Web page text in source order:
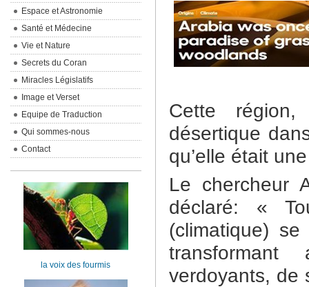
Cette
désertique
qu’elle était
Le chercheur
déclaré: «
(climatique)
verdoyants, de
Espace et Astronomie
Santé et Médecine
Vie et Nature
Secrets du Coran
Miracles Législatifs
Image et Verset
Equipe de Traduction
Qui sommes-nous
Contact
la voix des fourmis